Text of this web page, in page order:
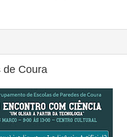
de Coura